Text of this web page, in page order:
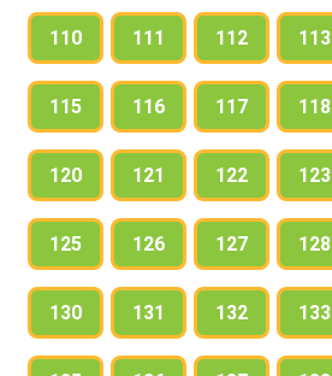
110 111 112 113
115 116 117 118
120 121 122 123
125 126 127 128
130 131 132 133